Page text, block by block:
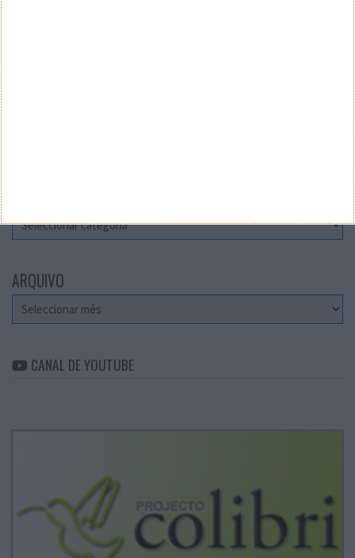
ARQUIVO
Arquivo
CANAL DE YOUTUBE